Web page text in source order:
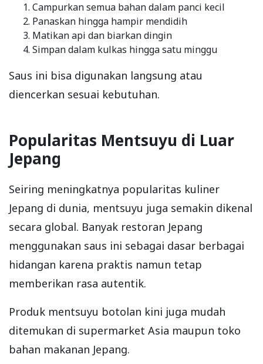
Campurkan semua bahan dalam panci kecil
Panaskan hingga hampir mendidih
Matikan api dan biarkan dingin
Simpan dalam kulkas hingga satu minggu
Saus ini bisa digunakan langsung atau
diencerkan sesuai kebutuhan.
Popularitas Mentsuyu di Luar
Jepang
Seiring meningkatnya popularitas kuliner
Jepang di dunia, mentsuyu juga semakin dikenal
secara global. Banyak restoran Jepang
menggunakan saus ini sebagai dasar berbagai
hidangan karena praktis namun tetap
memberikan rasa autentik.
Produk mentsuyu botolan kini juga mudah
ditemukan di supermarket Asia maupun toko
bahan makanan Jepang.